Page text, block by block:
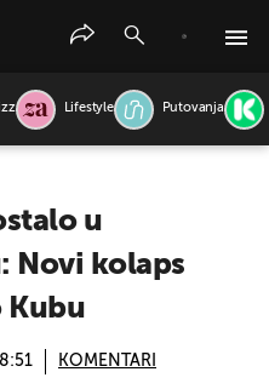
Lifestyle Putovanja
u
Novi kolaps
Kubu
KOMENTARI